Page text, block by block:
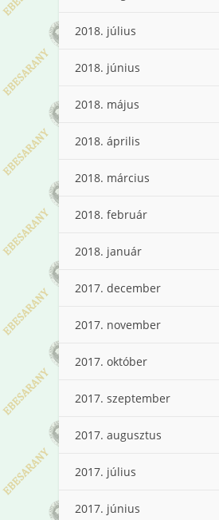
2018. július
2018. június
2018. május
2018. április
2018. március
2018. február
2018. január
2017. december
2017. november
2017. október
2017. szeptember
2017. augusztus
2017. július
2017. június